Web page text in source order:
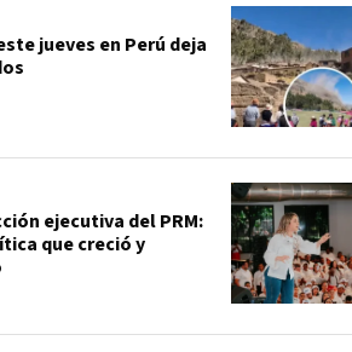
jueves en Perú deja
ejecutiva del PRM:
que creció y